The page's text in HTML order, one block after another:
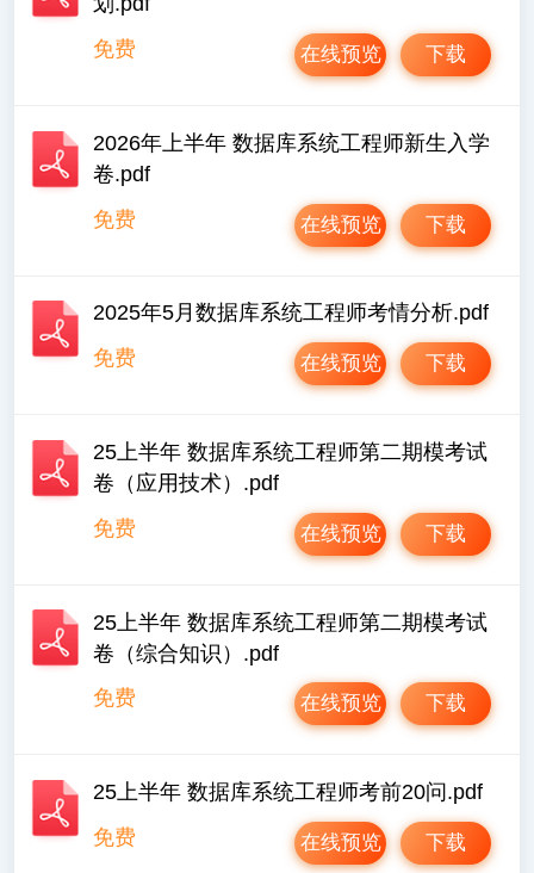
免费
下载
在线预览
2026年上半年 数据库系统工程师新生入学
卷.pdf
免费
下载
在线预览
2025年5月数据库系统工程师考情分析.pdf
免费
下载
在线预览
25上半年 数据库系统工程师第二期模考试
卷（应用技术）.pdf
免费
下载
在线预览
25上半年 数据库系统工程师第二期模考试
卷（综合知识）.pdf
免费
下载
在线预览
25上半年 数据库系统工程师考前20问.pdf
免费
下载
在线预览